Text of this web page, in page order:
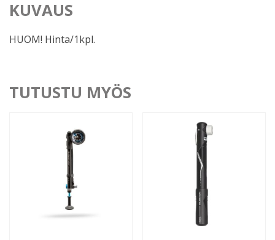
KUVAUS
HUOM! Hinta/1kpl.
TUTUSTU MYÖS